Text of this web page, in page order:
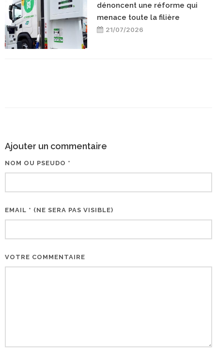
dénoncent une réforme qui
menace toute la filière
21/07/2026
Ajouter un commentaire
NOM OU PSEUDO *
EMAIL * (NE SERA PAS VISIBLE)
VOTRE COMMENTAIRE